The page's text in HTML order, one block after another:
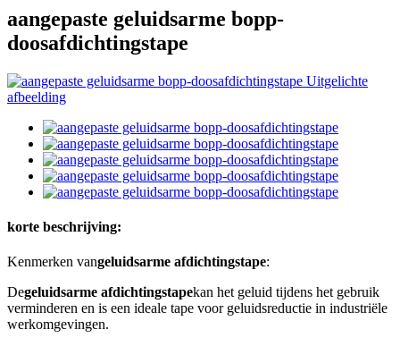
aangepaste geluidsarme bopp-
doosafdichtingstape
korte beschrijving:
Kenmerken vangeluidsarme afdichtingstape:
Degeluidsarme afdichtingstapekan het geluid tijdens het gebruik
verminderen en is een ideale tape voor geluidsreductie in industriële
werkomgevingen.